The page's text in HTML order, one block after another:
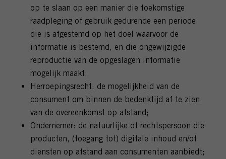
op te slaan op een manier die toekomstige
raadpleging of gebruik gedurende een periode
die is afgestemd op het doel waarvoor de
informatie is bestemd, en die ongewijzigde
reproductie van de opgeslagen informatie
mogelijk maakt;
Herroepingsrecht: de mogelijkheid van de
consument om binnen de bedenktijd af te zien
van de overeenkomst op afstand;
Ondernemer: de natuurlijke of rechtspersoon die
producten, (toegang tot) digitale inhoud en/of
diensten op afstand aan consumenten aanbiedt;